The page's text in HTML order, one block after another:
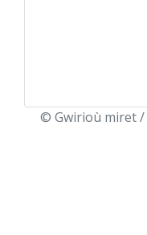
© Gwirioù miret /